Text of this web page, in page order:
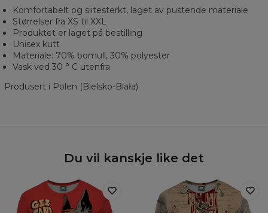
Komfortabelt og slitesterkt, laget av pustende materiale
Størrelser fra XS til XXL
Produktet er laget på bestilling
Unisex kutt
Materiale: 70% bomull, 30% polyester
Vask ved 30 ° C utenfra
Produsert i Polen (Bielsko-Biała)
Du vil kanskje like det